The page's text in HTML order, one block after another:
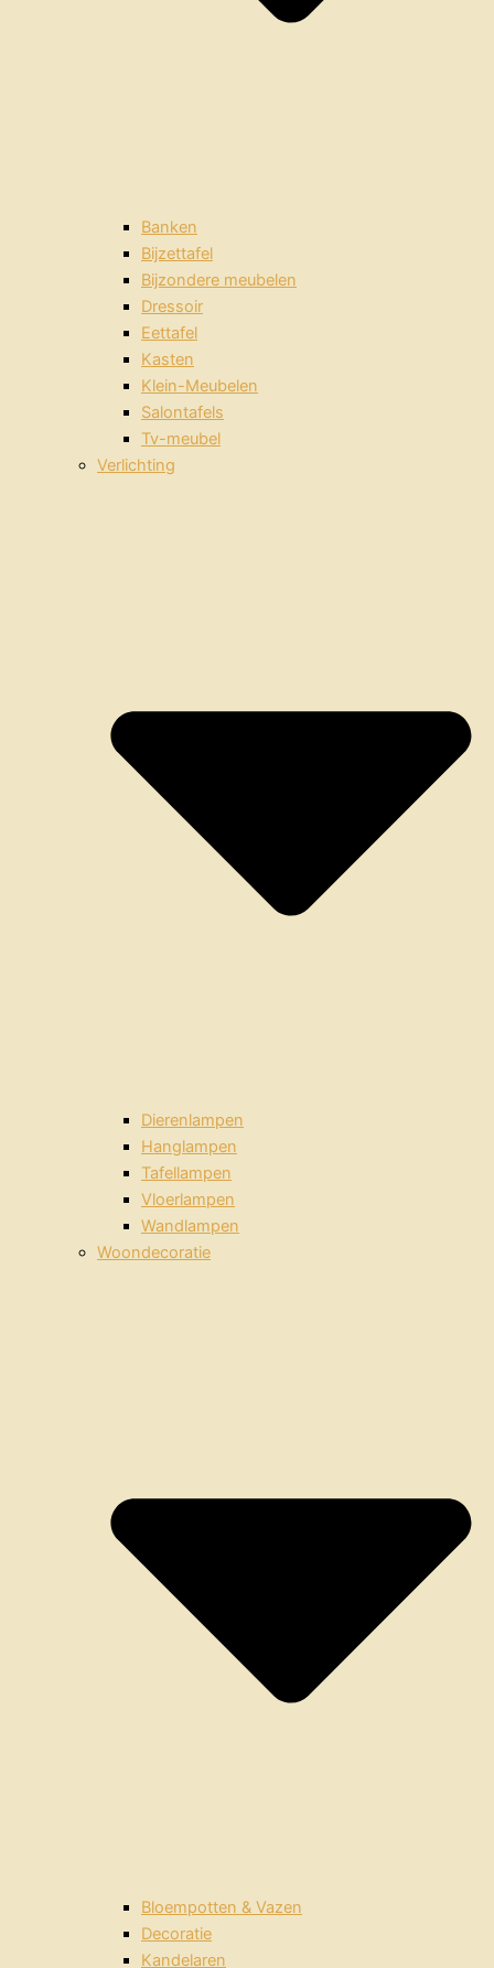
Banken
Bijzettafel
Bijzondere meubelen
Dressoir
Eettafel
Kasten
Klein-Meubelen
Salontafels
Tv-meubel
Verlichting
Dierenlampen
Hanglampen
Tafellampen
Vloerlampen
Wandlampen
Woondecoratie
Bloempotten & Vazen
Decoratie
Kandelaren